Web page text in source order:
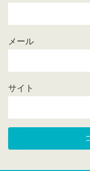
メール
サイト